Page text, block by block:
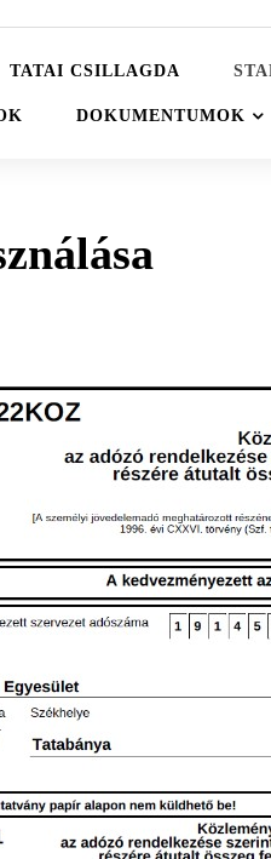
TATAI CSILLAGDA
DOKUMENTUMOK